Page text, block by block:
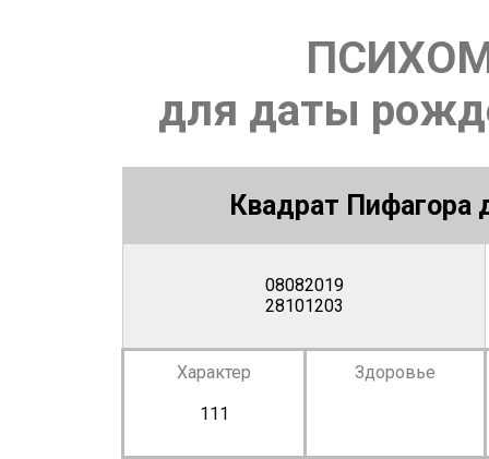
для даты
Квадрат Пифагора
08082019
28101203
Характер
111
Здоровье